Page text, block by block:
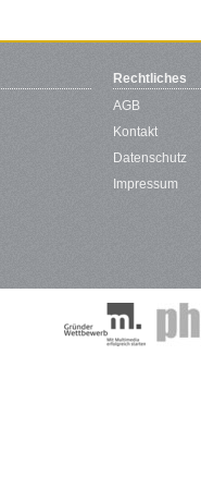
Rechtliches
AGB
Kontakt
Datenschutz
Impressum